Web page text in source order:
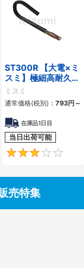
4.5
ST300R 【大電×ミ
スミ】極細高耐久ロ
ボットケーブル（シ
ールド無・有）
ミスミ
通常価格(税別)： 793円 ～
在庫品1日目
当日出荷可能
売特集